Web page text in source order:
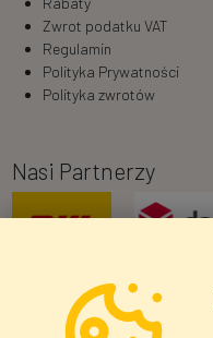
Zwrot podatku VAT
Regulamin
Polityka Prywatności
Polityka zwrotów
Nasi Partnerzy